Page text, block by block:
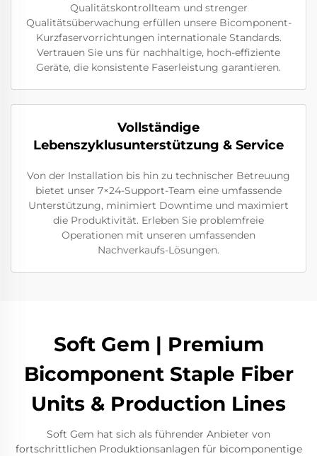
Qualitätskontrollteam und strenger
Qualitätsüberwachung erfüllen unsere Bicomponent-
Kurzfaservorrichtungen internationale Standards.
Vertrauen Sie uns für nachhaltige, hoch-effiziente
Geräte, die konsistente Faserleistung garantieren.
Vollständige
Lebenszyklusunterstützung & Service
Von der Installation bis hin zu technischer Betreuung
bietet unser 7×24-Support-Team eine umfassende
Unterstützung, minimiert Downtime und maximiert
die Produktivität. Erleben Sie problemfreie
Operationen mit unseren umfassenden
Nachverkaufs-Lösungen.
Soft Gem | Premium
Bicomponent Staple Fiber
Units & Production Lines
Soft Gem hat sich als führender Anbieter von
fortschrittlichen Produktionsanlagen für bicomponentige